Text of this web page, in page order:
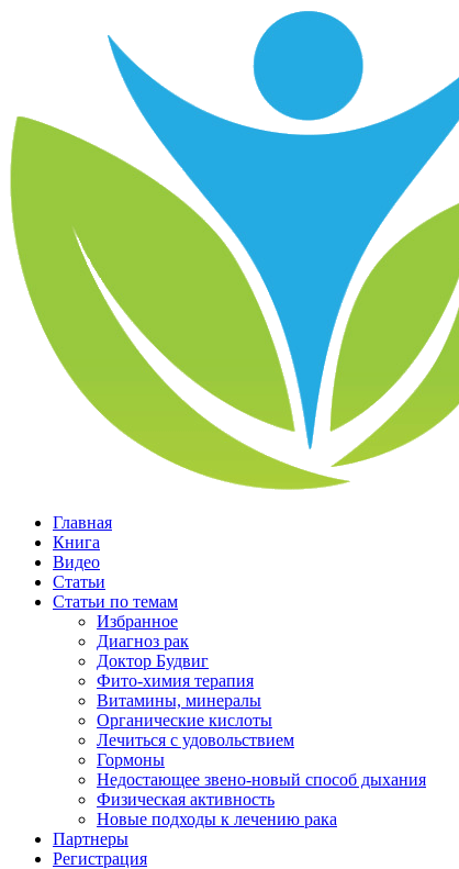
Главная
Книга
Видео
Статьи
Статьи по темам
Избранное
Диагноз рак
Доктор Будвиг
Фито-химия терапия
Витамины, минералы
Органические кислоты
Лечиться с удовольствием
Гормоны
Недостающее звено-новый способ дыхания
Физическая активность
Новые подходы к лечению рака
Партнеры
Регистрация